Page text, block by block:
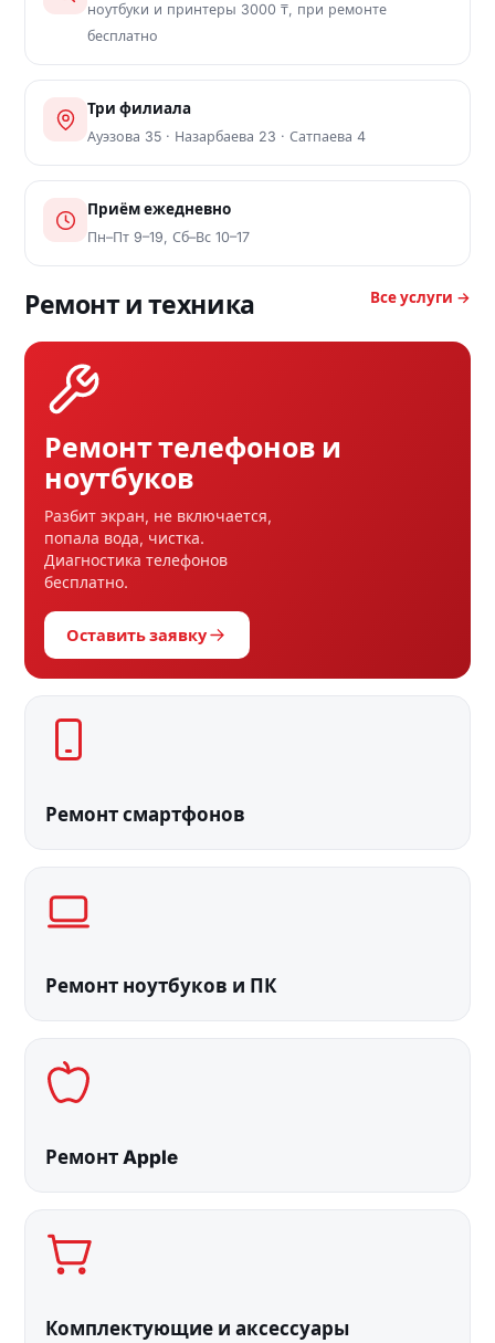
ноутбуки и принтеры 3000 ₸, при ремонте
бесплатно
Три филиала
Ауэзова 35 · Назарбаева 23 · Сатпаева 4
Приём ежедневно
Пн–Пт 9–19, Сб–Вс 10–17
Ремонт и техника Все услуги →
Ремонт телефонов и
ноутбуков
Разбит экран, не включается,
попала вода, чистка.
Диагностика телефонов
бесплатно.
Оставить заявку
Ремонт смартфонов
Ремонт ноутбуков и ПК
Ремонт Apple
Комплектующие и аксессуары